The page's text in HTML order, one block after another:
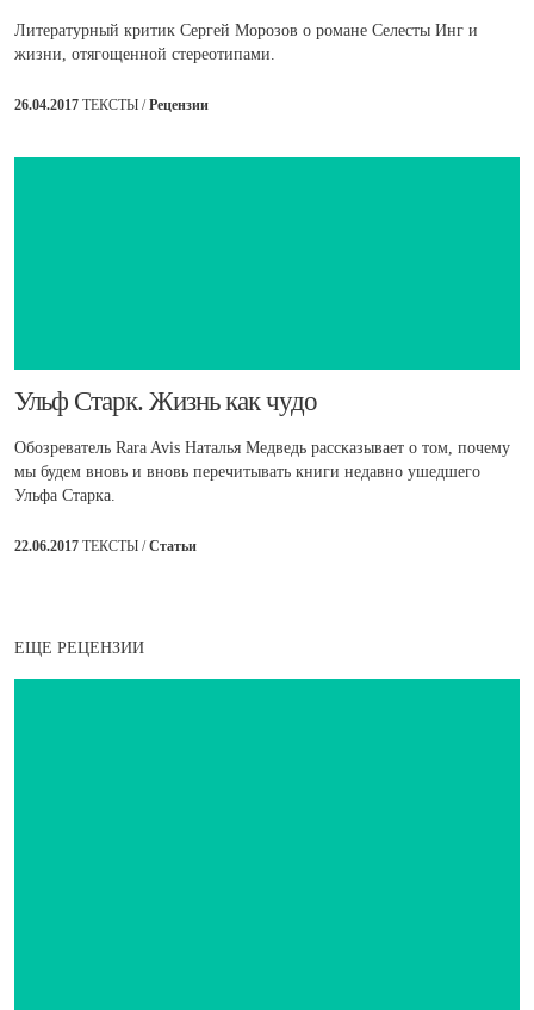
Литературный критик Сергей Морозов о романе Селесты Инг и
жизни, отягощенной стереотипами.
26.04.2017 ТЕКСТЫ /Рецензии
​Ульф Старк. Жизнь как чудо
Обозреватель Rara Avis Наталья Медведь рассказывает о том, почему
мы будем вновь и вновь перечитывать книги недавно ушедшего
Ульфа Старка.
22.06.2017 ТЕКСТЫ /Статьи
ЕЩЕ РЕЦЕНЗИИ